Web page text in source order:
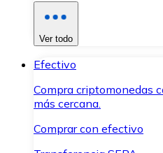
Ver todo
Efectivo
Compra criptomonedas
más cercana.
Comprar con efectivo